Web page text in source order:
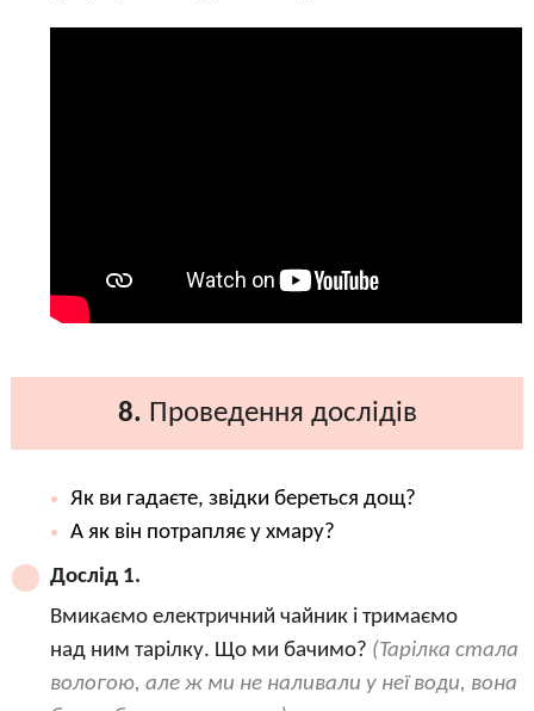
8. Проведення дослідів
Як ви гадаєте, звідки береться дощ?
А як він потрапляє у хмару?
Дослід 1.
Вмикаємо електричний чайник і тримаємо
над ним тарілку. Що ми бачимо? (Тарілка стала
вологою, але ж ми не наливали у неї води, вона